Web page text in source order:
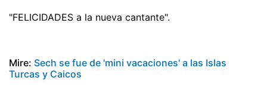
"FELICIDADES a la nueva cantante".
Mire: Sech se fue de 'mini vacaciones' a las Islas
Turcas y Caicos